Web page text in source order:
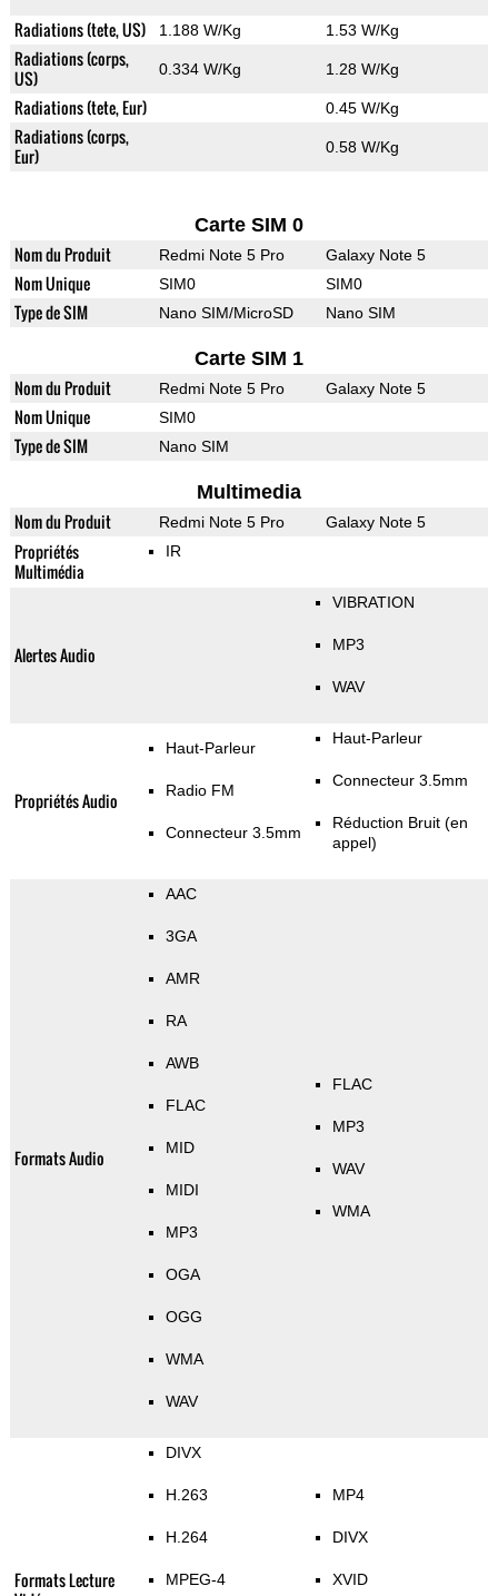
Radiations (tete, US) 1.188 W/Kg 1.53 W/Kg
Radiations (corps,
US)
0.334 W/Kg 1.28 W/Kg
Radiations (tete, Eur) 0.45 W/Kg
Radiations (corps,
Eur)
0.58 W/Kg
Carte SIM 0
Nom du Produit Redmi Note 5 Pro Galaxy Note 5
Nom Unique SIM0 SIM0
Type de SIM Nano SIM/MicroSD Nano SIM
Carte SIM 1
Nom du Produit Redmi Note 5 Pro Galaxy Note 5
Nom Unique SIM0
Type de SIM Nano SIM
Multimedia
Nom du Produit Redmi Note 5 Pro Galaxy Note 5
Propriétés
Multimédia
IR
Alertes Audio
VIBRATION
MP3
WAV
Propriétés Audio
Haut-Parleur
Radio FM
Connecteur 3.5mm
Haut-Parleur
Connecteur 3.5mm
Réduction Bruit (en
appel)
Formats Audio
AAC
3GA
AMR
RA
AWB
FLAC
MID
MIDI
MP3
OGA
OGG
WMA
WAV
FLAC
MP3
WAV
WMA
Formats Lecture
DIVX
H.263
H.264
MPEG-4
MP4
DIVX
XVID